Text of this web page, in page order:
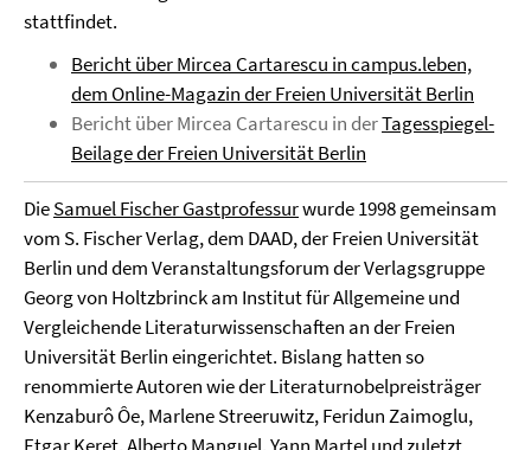
stattfindet.
Bericht über Mircea Cartarescu in campus.leben,
dem Online-Magazin der Freien Universität Berlin
Bericht über Mircea Cartarescu in derTagesspiegel-
Beilage der Freien Universität Berlin
DieSamuel Fischer Gastprofessurwurde 1998 gemeinsam
vom S. Fischer Verlag, dem DAAD, der Freien Universität
Berlin und dem Veranstaltungsforum der Verlagsgruppe
Georg von Holtzbrinck am Institut für Allgemeine und
Vergleichende Literaturwissenschaften an der Freien
Universität Berlin eingerichtet. Bislang hatten so
renommierte Autoren wie der Literaturnobelpreisträger
Kenzaburô Ôe, Marlene Streeruwitz, Feridun Zaimoglu,